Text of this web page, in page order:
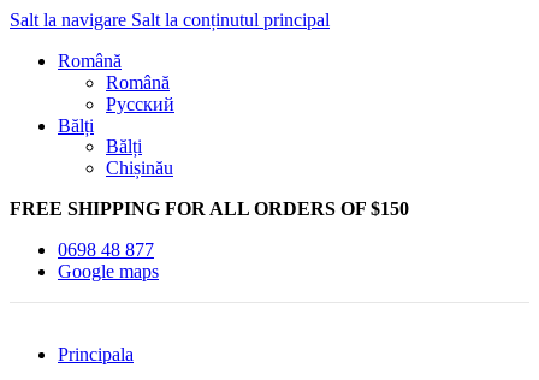
Salt la navigare Salt la conținutul principal
Română
Română
Русский
Bălți
Bălți
Chișinău
FREE SHIPPING FOR ALL ORDERS OF $150
0698 48 877
Google maps
Principala